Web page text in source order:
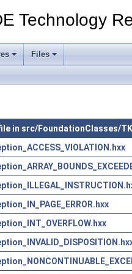
Technology
Files
in src/FoundationClasses/